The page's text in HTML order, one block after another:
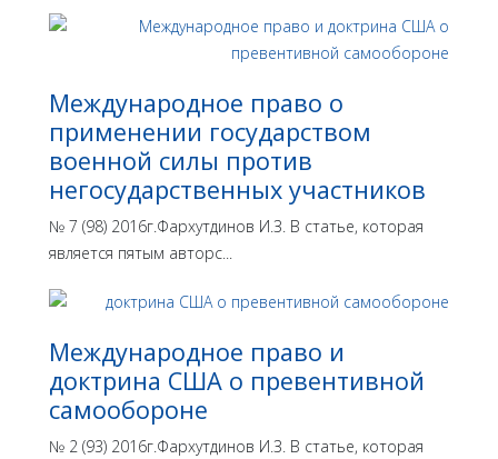
Международное право о
применении государством
военной силы против
негосударственных участников
№ 7 (98) 2016г.Фархутдинов И.З. В статье, которая
является пятым авторс...
Международное право и
доктрина США о превентивной
самообороне
№ 2 (93) 2016г.Фархутдинов И.З. В статье, которая